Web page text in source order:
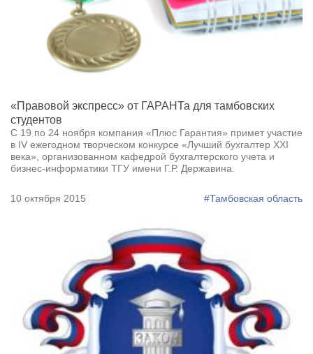
«Правовой экспресс» от ГАРАНТа для тамбовских
студентов
С 19 по 24 ноября компания «Плюс Гарантия» примет участие
в IV ежегодном творческом конкурсе «Лучший бухгалтер ХХI
века», организованном кафедрой бухгалтерского учета и
бизнес-информатики ТГУ имени Г.Р. Державина.
10 октября 2015 #Тамбовская область